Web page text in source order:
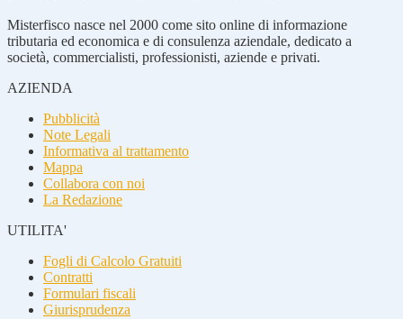
Misterfisco nasce nel 2000 come sito online di informazione
tributaria ed economica e di consulenza aziendale, dedicato a
società, commercialisti, professionisti, aziende e privati.
AZIENDA
Pubblicità
Note Legali
Informativa al trattamento
Mappa
Collabora con noi
La Redazione
UTILITA'
Fogli di Calcolo Gratuiti
Contratti
Formulari fiscali
Giurisprudenza